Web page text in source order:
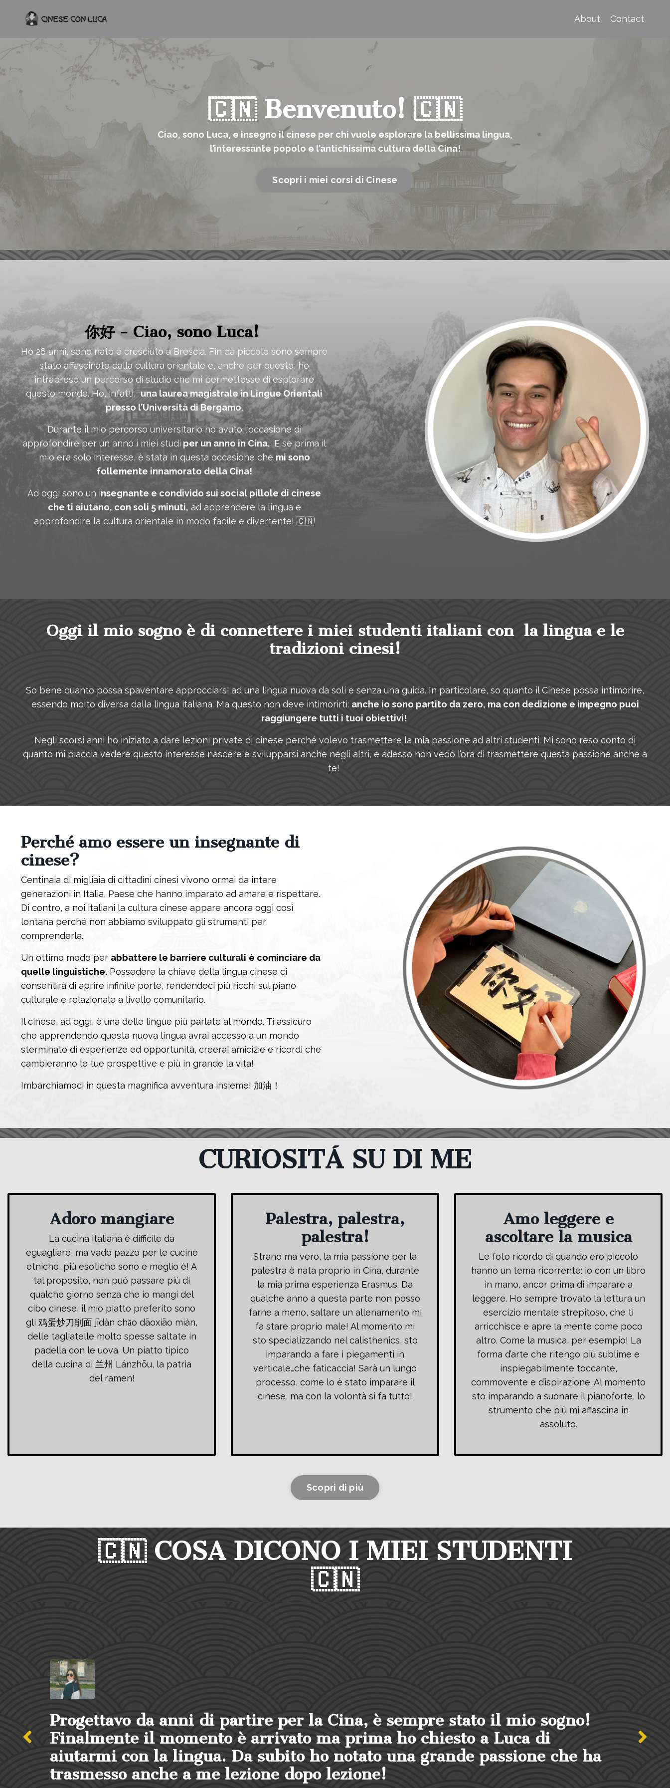
About Contact
🇨🇳 Benvenuto! 🇨🇳
Ciao, sono Luca, e insegno il cinese per chi vuole esplorare la bellissima lingua,
l’interessante popolo e l’antichissima cultura della Cina!
Scopri i miei corsi di Cinese
你好 - Ciao, sono Luca!
Ho 26 anni, sono nato e cresciuto a Brescia. Fin da piccolo sono sempre
stato affascinato dalla cultura orientale e, anche per questo, ho
intrapreso un percorso di studio che mi permettesse di esplorare
questo mondo. Ho, infatti,una laurea magistrale in Lingue Orientali
presso l’Università di Bergamo.
Durante il mio percorso universitario ho avuto l'occasione di
approfondire per un anno i miei studi per un anno in Cina.E se prima il
mio era solo interesse, è stata in questa occasione che mi sono
follemente innamorato della Cina!
Ad oggi sono un insegnante e condivido sui social pillole di cinese
che ti aiutano, con soli 5 minuti, ad apprendere la lingua e
approfondire la cultura orientale in modo facile e divertente! 🇨🇳
Oggi il mio sogno è di connettere i miei studenti italiani con la lingua e le
tradizioni cinesi!
So bene quanto possa spaventare approcciarsi ad una lingua nuova da soli e senza una guida. In particolare, so quanto il Cinese possa intimorire,
essendo molto diversa dalla lingua italiana. Ma questo non deve intimorirti: anche io sono partito da zero, ma con dedizione e impegno puoi
raggiungere tutti i tuoi obiettivi!
Negli scorsi anni ho iniziato a dare lezioni private di cinese perché volevo trasmettere la mia passione ad altri studenti. Mi sono reso conto di
quanto mi piaccia vedere questo interesse nascere e svilupparsi anche negli altri, e adesso non vedo l’ora di trasmettere questa passione anche a
te!
Perché amo essere un insegnante di
cinese?
Centinaia di migliaia di cittadini cinesi vivono ormai da intere
generazioni in Italia, Paese che hanno imparato ad amare e rispettare.
Di contro, a noi italiani la cultura cinese appare ancora oggi così
lontana perché non abbiamo sviluppato gli strumenti per
comprenderla.
Un ottimo modo per abbattere le barriere culturali è cominciare da
quelle linguistiche. Possedere la chiave della lingua cinese ci
consentirà di aprire infinite porte, rendendoci più ricchi sul piano
culturale e relazionale a livello comunitario.
Il cinese, ad oggi, è una delle lingue più parlate al mondo. Ti assicuro
che apprendendo questa nuova lingua avrai accesso a un mondo
sterminato di esperienze ed opportunità, creerai amicizie e ricordi che
cambieranno le tue prospettive e più in grande la vita!
Imbarchiamoci in questa magnifica avventura insieme! 加油！
CURIOSITÁ SU DI ME
Adoro mangiare
La cucina italiana è difficile da
eguagliare, ma vado pazzo per le cucine
etniche, più esotiche sono e meglio è! A
tal proposito, non può passare più di
qualche giorno senza che io mangi del
cibo cinese, il mio piatto preferito sono
gli 鸡蛋炒刀削面 jīdàn chǎo dāoxiāo miàn,
delle tagliatelle molto spesse saltate in
padella con le uova. Un piatto tipico
della cucina di 兰州 Lánzhōu, la patria
del ramen!
Palestra, palestra,
palestra!
Strano ma vero, la mia passione per la
palestra è nata proprio in Cina, durante
la mia prima esperienza Erasmus. Da
qualche anno a questa parte non posso
farne a meno, saltare un allenamento mi
fa stare proprio male! Al momento mi
sto specializzando nel calisthenics, sto
imparando a fare i piegamenti in
verticale…che faticaccia! Sarà un lungo
processo, come lo è stato imparare il
cinese, ma con la volontà si fa tutto!
Amo leggere e
ascoltare la musica
Le foto ricordo di quando ero piccolo
hanno un tema ricorrente: io con un libro
in mano, ancor prima di imparare a
leggere. Ho sempre trovato la lettura un
esercizio mentale strepitoso, che ti
arricchisce e apre la mente come poco
altro. Come la musica, per esempio! La
forma d’arte che ritengo più sublime e
inspiegabilmente toccante,
commovente e d’ispirazione. Al momento
sto imparando a suonare il pianoforte, lo
strumento che più mi affascina in
assoluto.
Scopri di più
🇨🇳 COSA DICONO I MIEI STUDENTI
🇨🇳
Cina, è sempre stato il mio sogno!
ma prima ho chiesto a Luca di
notato una grande passione che ha
lezione!
"Miglior investimento di
poi ho continuato per
supporto!"